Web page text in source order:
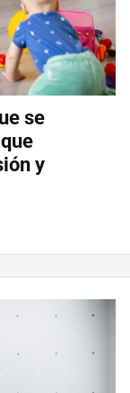
se
y